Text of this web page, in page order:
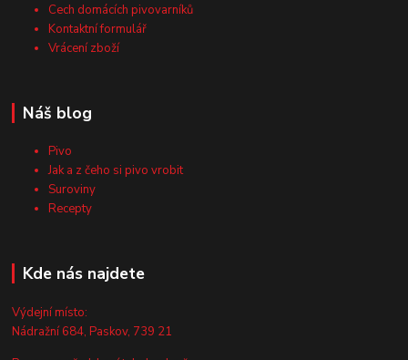
Cech domácích pivovarníků
Kontaktní formulář
Vrácení zboží
Náš blog
Pivo
Jak a z čeho si pivo vrobit
Suroviny
Recepty
Kde nás najdete
Výdejní místo:
Nádražní 684, Paskov, 739 21